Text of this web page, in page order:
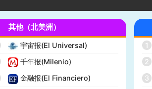
其他（北美洲）
宇宙报(El Universal)
千年报(Milenio)
金融报(El Financiero)
1
2
3